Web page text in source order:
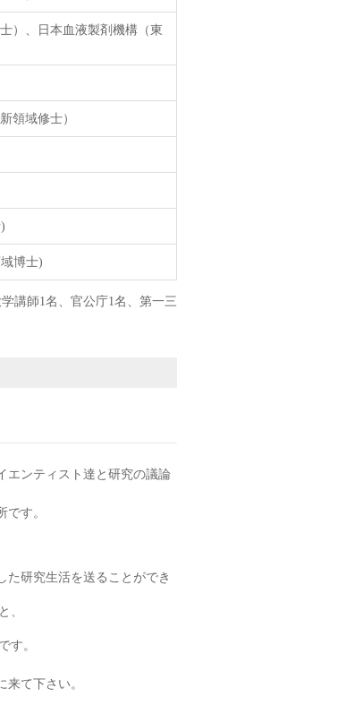
）、日本血液製剤機構（東
領域修士）
博士)
講師1名、官公庁1名、第一三
エンティスト達と研究の議論
す。
た研究生活を送ることができ
、
す。
て下さい。